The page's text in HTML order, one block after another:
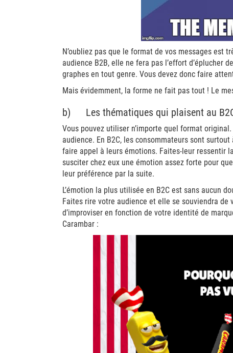
N’oubliez pas que le format de vos messages est
audience B2B, elle ne fera pas l’effort d’éplucher
graphes en tout genre. Vous devez donc faire
Mais évidemment, la forme ne fait pas tout ! Le
b) Les thématiques qui plaisent au
Vous pouvez utiliser n’importe quel format
audience. En B2C, les consommateurs sont
faire appel à leurs émotions. Faites-leur ressentir
susciter chez eux une émotion assez forte pour
leur préférence par la suite.
L’émotion la plus utilisée en B2C est sans aucun
Faites rire votre audience et elle se souviendra de
d’improviser en fonction de votre identité de
Carambar :